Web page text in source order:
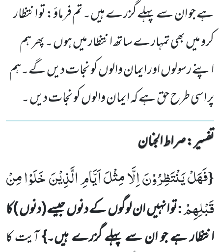
ہے جو ان سے پہلے گزرے ہیں۔ تم فرماؤ: تو انتظار
کرو میں بھی تمہارے ساتھ انتظار میں ہوں ۔ پھر ہم
اپنے رسولوں اور ایمان والوں کو نجات دیں گے۔ہم
پر اسی طرح حق ہے کہ ایمان والوں کو نجات دیں ۔
تفسیر : ‎صراط الجنان
{فَهَلْ یَنْتَظِرُوْنَ اِلَّا مِثْلَ اَیَّامِ الَّذِیْنَ خَلَوْا مِنْ
قَبْلِهِمْ:تو انہیں ان لوگوں کے دنوں جیسے(دنوں )کا
انتظار ہے جو انسے پہلے گزرے ہیں۔}آیت کا